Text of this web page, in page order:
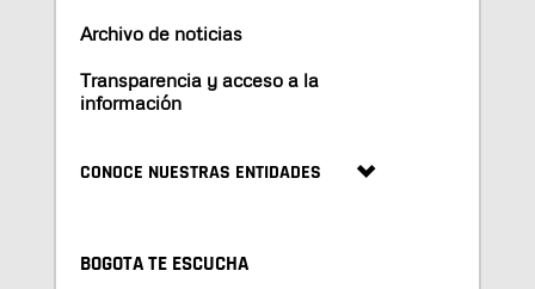
Archivo de noticias
Transparencia y acceso a la
información
CONOCE NUESTRAS ENTIDADES
BOGOTA TE ESCUCHA